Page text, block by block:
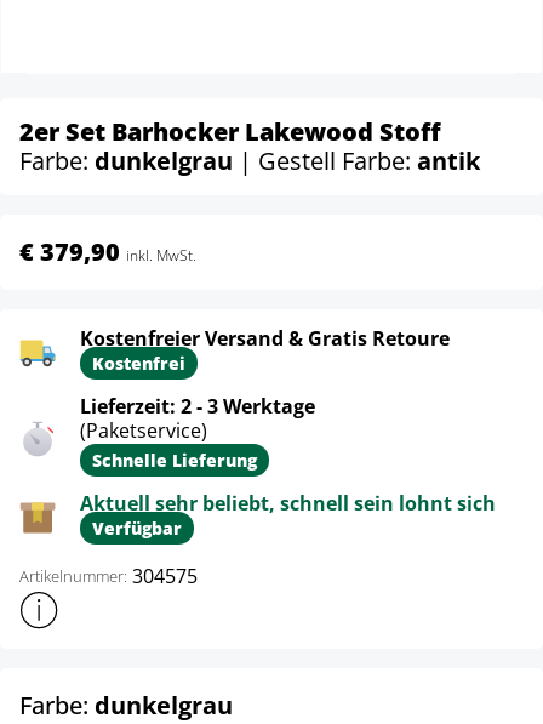
2er Set Barhocker Lakewood Stoff
Farbe: dunkelgrau | Gestell Farbe: antik
€ 379,90 inkl. MwSt.
Kostenfreier Versand & Gratis Retoure
Kostenfrei
Lieferzeit: 2 - 3 Werktage
(Paketservice)
Schnelle Lieferung
Aktuell sehr beliebt, schnell sein lohnt sich
Verfügbar
Artikelnummer: 304575
Weitere Produktinformationen anzeigen
Farbe: dunkelgrau